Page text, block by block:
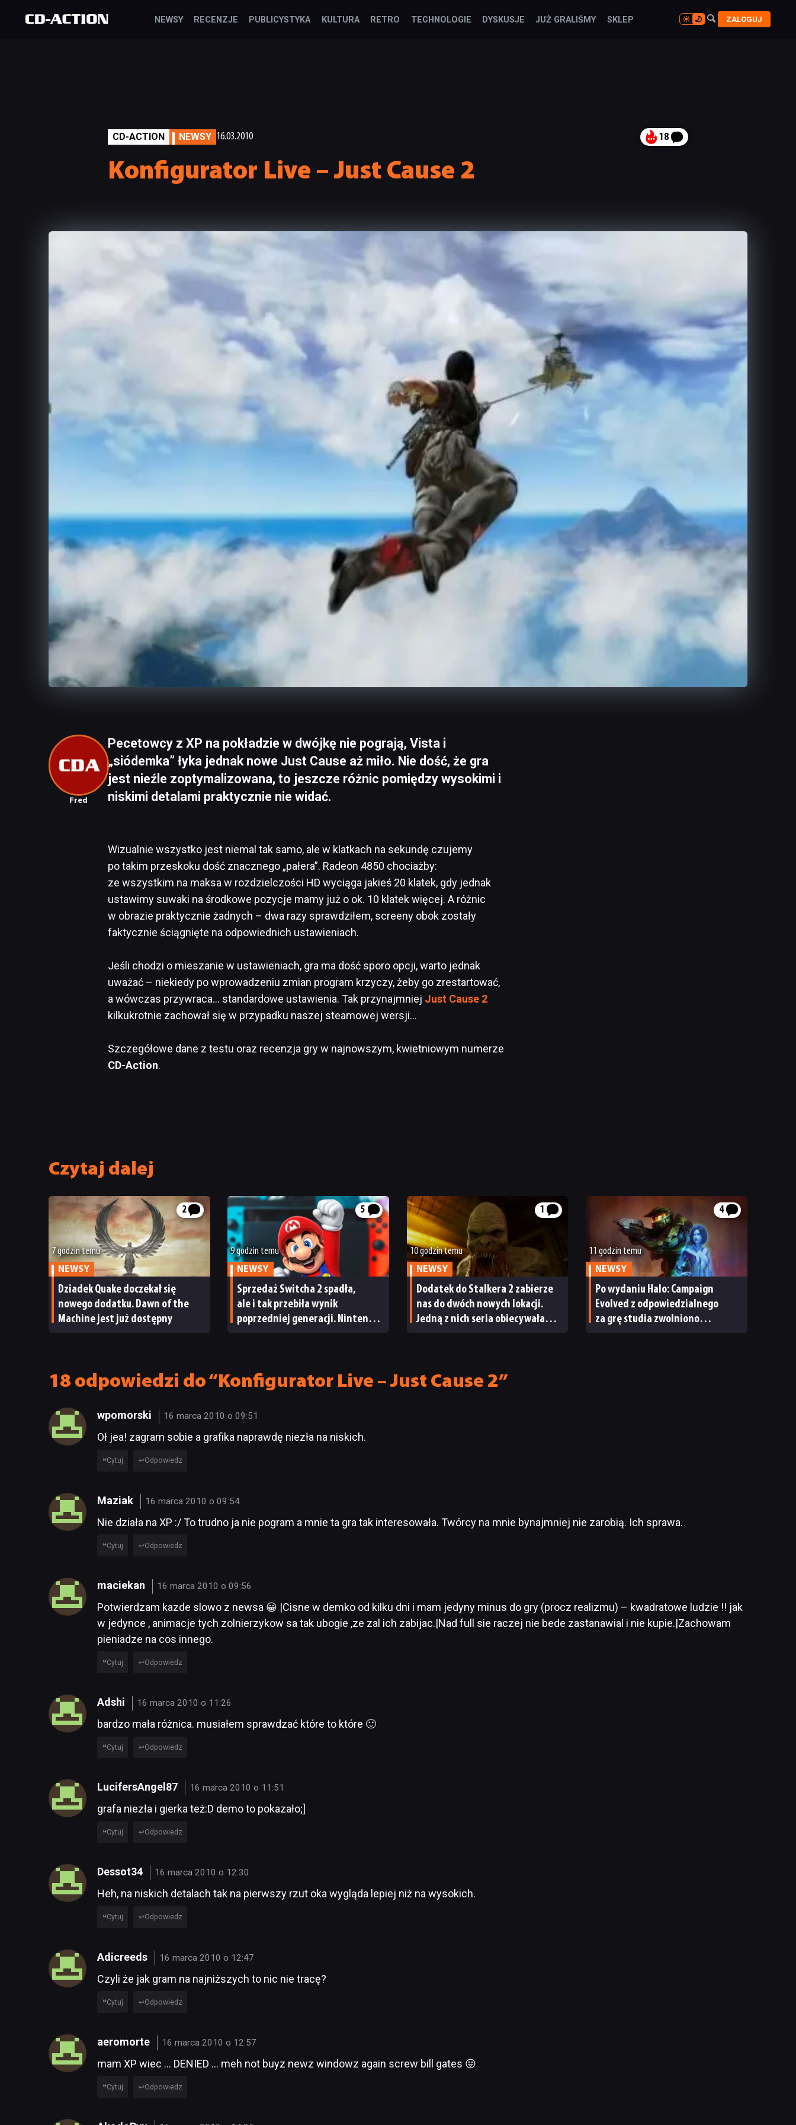
NEWSY RECENZJE PUBLICYSTYKA KULTURA RETRO TECHNOLOGIE DYSKUSJE JUŻ GRALIŚMY SKLEP 
 ZALOGUJ
CD-ACTION NEWSY 16.03.2010 18
Konfigurator Live – Just Cause 2
Fred
Pecetowcy z XP na pokładzie w dwójkę nie pograją, Vista i
„siódemka” łyka jednak nowe Just Cause aż miło. Nie dość, że gra
jest nieźle zoptymalizowana, to jeszcze różnic pomiędzy wysokimi i
niskimi detalami praktycznie nie widać.
Wizualnie wszystko jest niemal tak samo, ale w klatkach na sekundę czujemy
po takim przeskoku dość znacznego „pałera”. Radeon 4850 chociażby:
ze wszystkim na maksa w rozdzielczości HD wyciąga jakieś 20 klatek, gdy jednak
ustawimy suwaki na środkowe pozycje mamy już o ok. 10 klatek więcej. A różnic
w obrazie praktycznie żadnych – dwa razy sprawdziłem, screeny obok zostały
faktycznie ściągnięte na odpowiednich ustawieniach.
Jeśli chodzi o mieszanie w ustawieniach, gra ma dość sporo opcji, warto jednak
uważać – niekiedy po wprowadzeniu zmian program krzyczy, żeby go zrestartować,
a wówczas przywraca… standardowe ustawienia. Tak przynajmniej Just Cause 2
kilkukrotnie zachował się w przypadku naszej steamowej wersji…
Szczegółowe dane z testu oraz recenzja gry w najnowszym, kwietniowym numerze
CD-Action.
Czytaj dalej
2
7 godzin temu
NEWSY
Dziadek Quake doczekał się
nowego dodatku. Dawn of the
Machine jest już dostępny
5
9 godzin temu
NEWSY
Sprzedaż Switcha 2 spadła,
ale i tak przebiła wynik
poprzedniej generacji. Nintendo
1
10 godzin temu
NEWSY
Dodatek do Stalkera 2 zabierze
nas do dwóch nowych lokacji.
Jedną z nich seria obiecywała
4
11 godzin temu
NEWSY
Po wydaniu Halo: Campaign
Evolved z odpowiedzialnego
za grę studia zwolniono
18 odpowiedzi do “Konfigurator Live – Just Cause 2”
wpomorski 16 marca 2010 o 09:51
Oł jea! zagram sobie a grafika naprawdę niezła na niskich.
Cytuj Odpowiedz
Maziak 16 marca 2010 o 09:54
Nie działa na XP :/ To trudno ja nie pogram a mnie ta gra tak interesowała. Twórcy na mnie bynajmniej nie zarobią. Ich sprawa.
Cytuj Odpowiedz
maciekan 16 marca 2010 o 09:56
Potwierdzam kazde slowo z newsa 😀 |Cisne w demko od kilku dni i mam jedyny minus do gry (procz realizmu) – kwadratowe ludzie !! jak
w jedynce , animacje tych zolnierzykow sa tak ubogie ,ze zal ich zabijac.|Nad full sie raczej nie bede zastanawial i nie kupie.|Zachowam
pieniadze na cos innego.
Cytuj Odpowiedz
Adshi 16 marca 2010 o 11:26
bardzo mała różnica. musiałem sprawdzać które to które 🙂
Cytuj Odpowiedz
LucifersAngel87 16 marca 2010 o 11:51
grafa niezła i gierka też:D demo to pokazało;]
Cytuj Odpowiedz
Dessot34 16 marca 2010 o 12:30
Heh, na niskich detalach tak na pierwszy rzut oka wygląda lepiej niż na wysokich.
Cytuj Odpowiedz
Adicreeds 16 marca 2010 o 12:47
Czyli że jak gram na najniższych to nic nie tracę?
Cytuj Odpowiedz
aeromorte 16 marca 2010 o 12:57
mam XP wiec … DENIED … meh not buyz newz windowz again screw bill gates 😛
Cytuj Odpowiedz